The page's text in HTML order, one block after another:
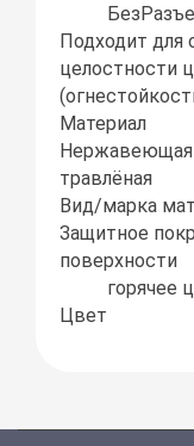
Подходит для
целостности
Материал
Нержавеющая
травлёная
Вид/марка
Защитное
поверхности
горячее
Цвет